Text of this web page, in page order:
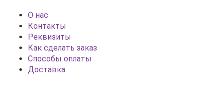
О нас
Контакты
Реквизиты
Как сделать заказ
Способы оплаты
Доставка